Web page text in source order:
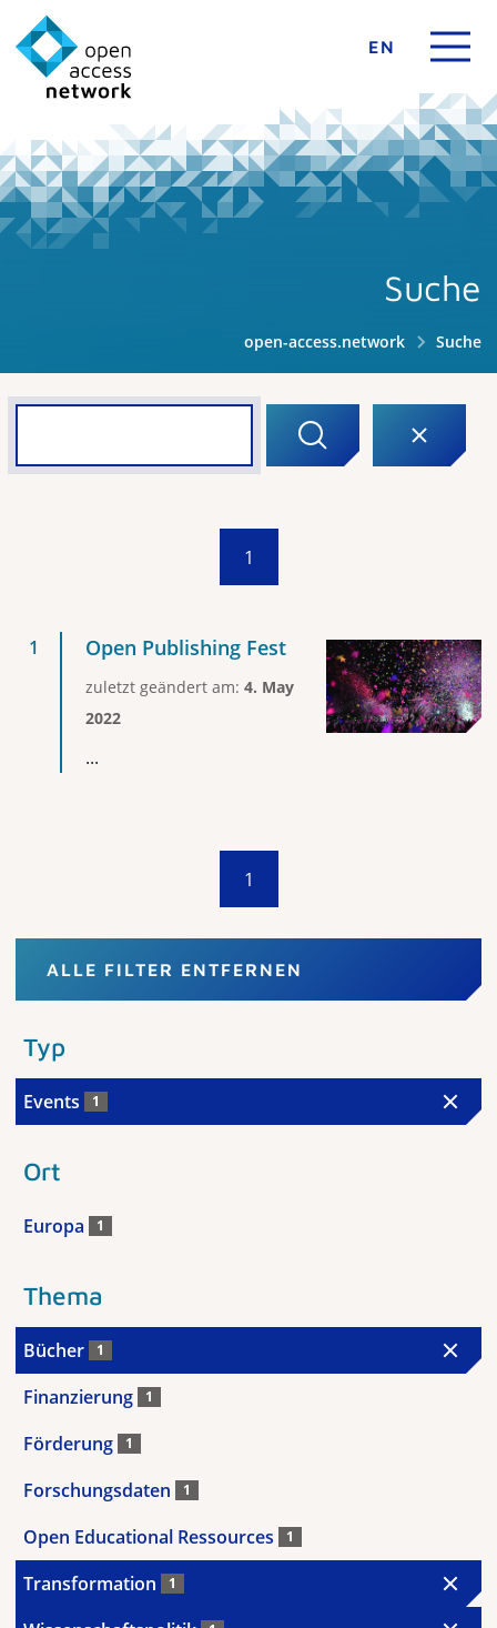
EN
Suche
open-access.network Suche
1
Open Publishing Fest
zuletzt geändert am: 4. May
2022
...
1
ALLE FILTER ENTFERNEN
Typ
Events 1
Ort
Europa 1
Thema
Bücher 1
Finanzierung 1
Förderung 1
Forschungsdaten 1
Open Educational Ressources 1
Transformation 1